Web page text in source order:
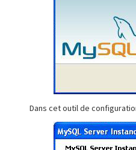
Dans cet outil de